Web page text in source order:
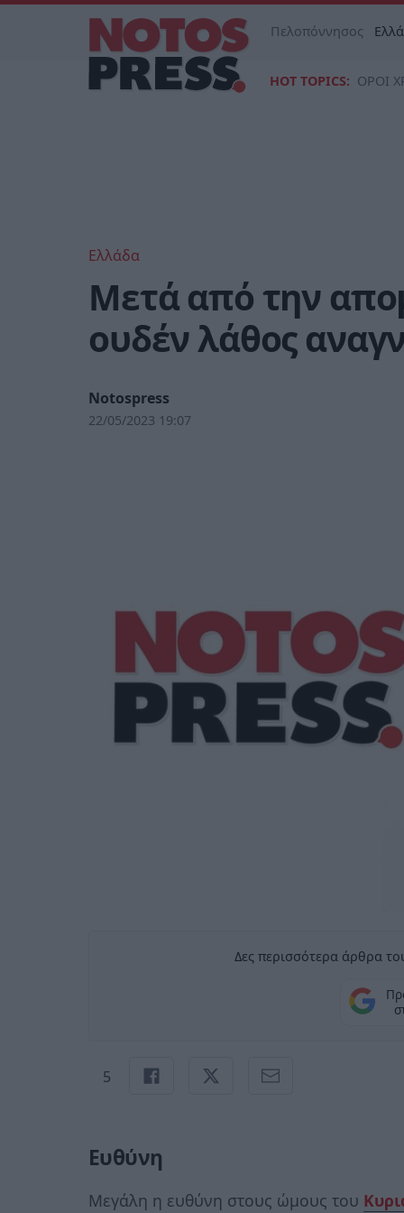
Πελοπόννησος
HOT TOPICS: ΟΡΟΙ
Ελλάδα
Μετά από την
ουδέν λάθος
Notospress
22/05/2023 19:07
Δες περισσότερα άρθρα
5
Ευθύνη
Μεγάλη η ευθύνη στους ώμους του